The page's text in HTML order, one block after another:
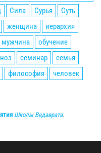
Сила Сурья
Суть
женщина
иерархия
мужчина
обучение
семинар
семья
философия
человек
Школы Ведаврата.